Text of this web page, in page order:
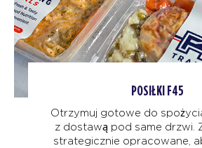
POSIŁKI F45
Otrzymuj gotowe do
z dostawą pod same drzwi.
strategicznie opracowane,